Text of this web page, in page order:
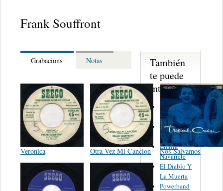
Frank Souffront
Grabacions Notas
Veronica Otra Vez Mi Cancion Nos Salvamos
También
te puede
interesar...
Trio
Figueroa
Los Angeles
Del Norte
Emilia
Navarrete
El Diablo Y
La Muerta
Powerband